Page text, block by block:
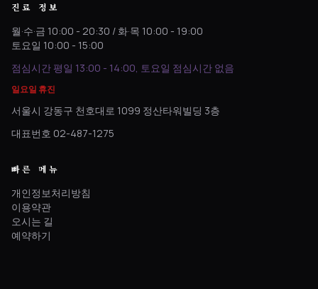
진료 정보
월·수·금 10:00 - 20:30 / 화·목 10:00 - 19:00
토요일 10:00 - 15:00
점심시간 평일 13:00 - 14:00, 토요일 점심시간 없음
일요일 휴진
서울시 강동구 천호대로 1099 정산타워빌딩 3층
대표번호 02-487-1275
빠른 메뉴
개인정보처리방침
이용약관
오시는 길
예약하기